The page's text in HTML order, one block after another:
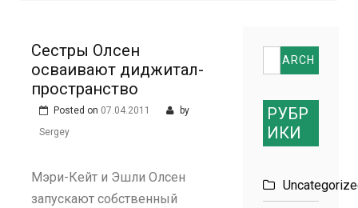
Сестры Олсен
осваивают диджитал-
пространство
Posted on 07.04.2011
by
Sergey
Мэри-Кейт и Эшли Олсен
запускают собственный
Search
for:
РУБР
ИКИ